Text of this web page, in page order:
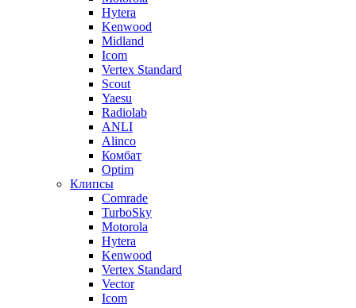
Hytera
Kenwood
Midland
Icom
Vertex Standard
Scout
Yaesu
Radiolab
ANLI
Alinco
Комбат
Optim
Клипсы
Comrade
TurboSky
Motorola
Hytera
Kenwood
Vertex Standard
Vector
Icom